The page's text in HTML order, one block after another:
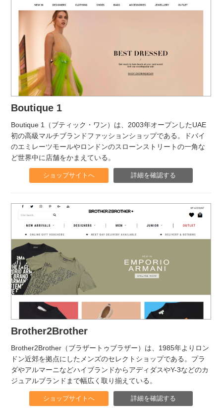
Boutique 1
Boutique 1（ブティック・ワン）は、2003年オープンしたUAE
初の高級マルチブランドファッションショップである。ドバイ
のエミレーツモールやロンドンのスローンストリートの一角な
ど世界中に店舗をかまえている。
ショップサイトへ 詳細を確認する
Brother2Brother
Brother2Brother（ブラザートゥブラザー）は、1985年よりロン
ドン近郊を拠点にしたメンズのセレクトショップである。プラ
ダやアルマーニなどハイブランドからアディダスやY-3などのカ
ジュアルブランドまで幅広く取り揃えている。
ショップサイトへ 詳細を確認する